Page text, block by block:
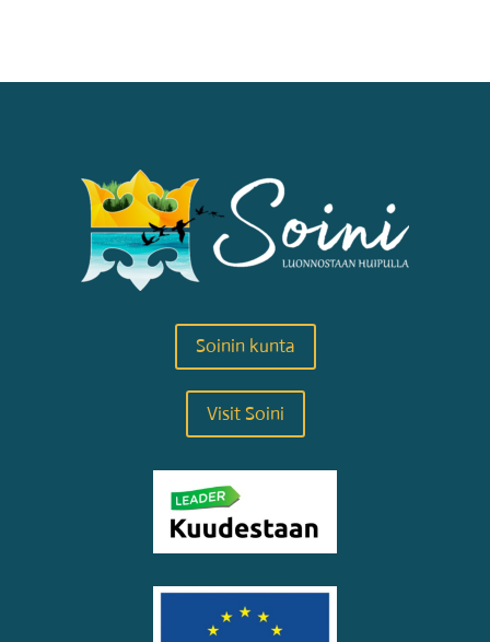
Soinin kunta
Visit Soini